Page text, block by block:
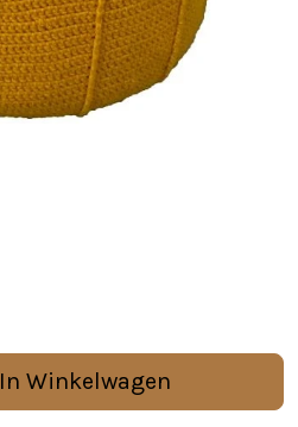
In Winkelwagen